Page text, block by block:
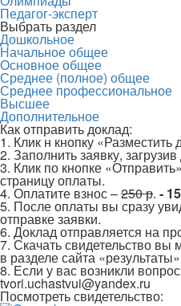
Педагог-эксперт
Выбрать раздел
Дошкольное
Начальное общее
Основное общее
Среднее (полное) общее
Среднее профессиональное
Высшее
Дополнительное
Как отправить доклад:
1. Клик н кнопку
2. Заполнить заявку,
3. Клик по кнопке
страницу оплаты.
4. Оплатите взнос –250 р. -
5. После оплаты вы сразу
отправке заявки.
6. Доклад отправляется на
7. Скачать свидетельство вы
в разделе сайта
8. Если у вас возникли
tvori.uchastvui@yandex.ru
Посмотреть свидетельство: